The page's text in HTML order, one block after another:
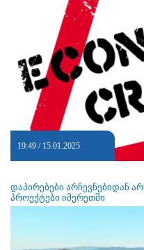
19:49 / 15.01.2025
დაპირებები არჩევნებიდან
პროექტები იმერეთში